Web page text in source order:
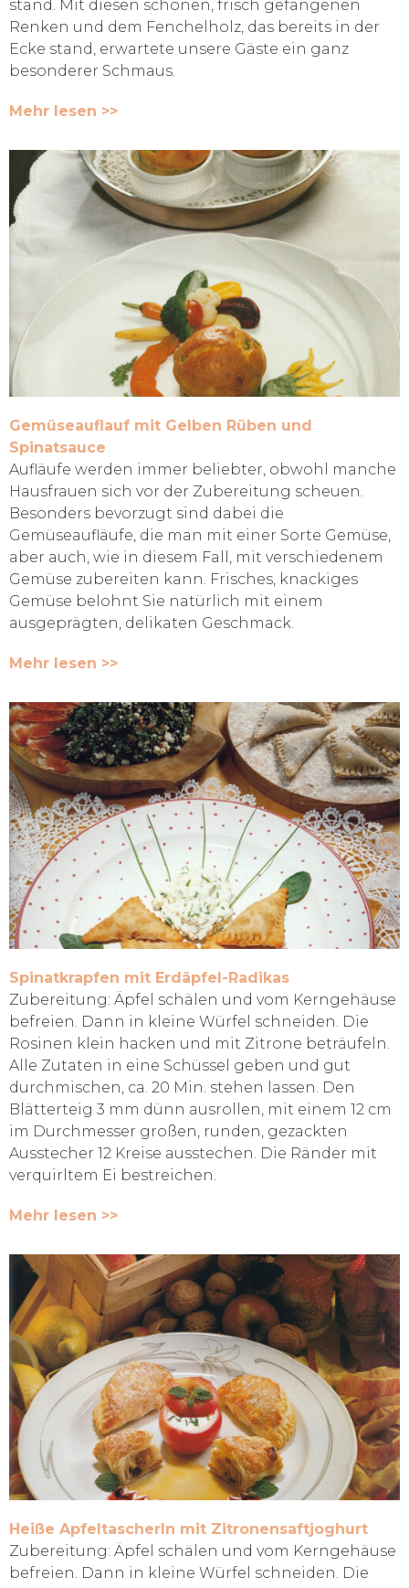
stand. Mit diesen schönen, frisch gefangenen
Renken und dem Fenchelholz, das bereits in der
Ecke stand, erwartete unsere Gäste ein ganz
besonderer Schmaus.
Mehr lesen >>
Gemüseauflauf mit Gelben Rüben und
Spinatsauce
Aufläufe werden immer beliebter, obwohl manche
Hausfrauen sich vor der Zubereitung scheuen.
Besonders bevorzugt sind dabei die
Gemüseaufläufe, die man mit einer Sorte Gemüse,
aber auch, wie in diesem Fall, mit verschiedenem
Gemüse zubereiten kann. Frisches, knackiges
Gemüse belohnt Sie natürlich mit einem
ausgeprägten, delikaten Geschmack.
Mehr lesen >>
Spinatkrapfen mit Erdäpfel-Radikas
Zubereitung: Äpfel schälen und vom Kerngehäuse
befreien. Dann in kleine Würfel schneiden. Die
Rosinen klein hacken und mit Zitrone beträufeln.
Alle Zutaten in eine Schüssel geben und gut
durchmischen, ca. 20 Min. stehen lassen. Den
Blätterteig 3 mm dünn ausrollen, mit einem 12 cm
im Durchmesser großen, runden, gezackten
Ausstecher 12 Kreise ausstechen. Die Ränder mit
verquirltem Ei bestreichen.
Mehr lesen >>
Heiße Apfeltascherln mit Zitronensaftjoghurt
Zubereitung: Äpfel schälen und vom Kerngehäuse
befreien. Dann in kleine Würfel schneiden. Die